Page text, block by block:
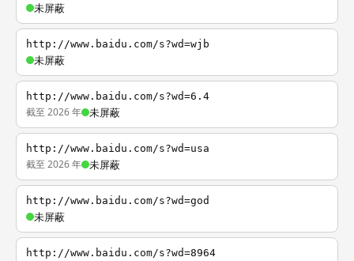
未屏蔽
http://www.baidu.com/s?wd=wjb
未屏蔽
http://www.baidu.com/s?wd=6.4
截至 2026 年 未屏蔽
http://www.baidu.com/s?wd=usa
截至 2026 年 未屏蔽
http://www.baidu.com/s?wd=god
未屏蔽
http://www.baidu.com/s?wd=8964